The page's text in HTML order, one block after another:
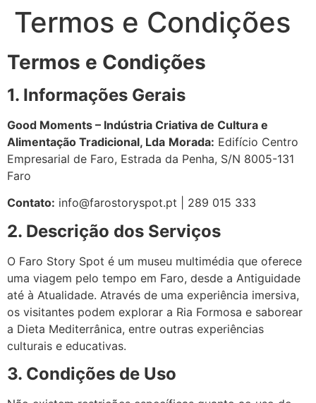
Termos e Condições
Termos e Condições
1. Informações Gerais
Good Moments – Indústria Criativa de Cultura e
Alimentação Tradicional, Lda Morada: Edifício Centro
Empresarial de Faro, Estrada da Penha, S/N 8005-131
Faro
Contato: info@farostoryspot.pt | 289 015 333
2. Descrição dos Serviços
O Faro Story Spot é um museu multimédia que oferece
uma viagem pelo tempo em Faro, desde a Antiguidade
até à Atualidade. Através de uma experiência imersiva,
os visitantes podem explorar a Ria Formosa e saborear
a Dieta Mediterrânica, entre outras experiências
culturais e educativas.
3. Condições de Uso